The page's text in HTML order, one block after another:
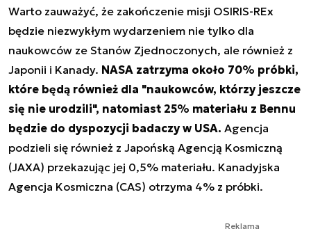
Warto zauważyć, że zakończenie misji OSIRIS-REx
będzie niezwykłym wydarzeniem nie tylko dla
naukowców ze Stanów Zjednoczonych, ale również z
Japonii i Kanady. NASA zatrzyma około 70% próbki,
które będą również dla "naukowców, którzy jeszcze
się nie urodzili", natomiast 25% materiału z Bennu
będzie do dyspozycji badaczy w USA. Agencja
podzieli się również z Japońską Agencją Kosmiczną
(JAXA) przekazując jej 0,5% materiału. Kanadyjska
Agencja Kosmiczna (CAS) otrzyma 4% z próbki.
Reklama